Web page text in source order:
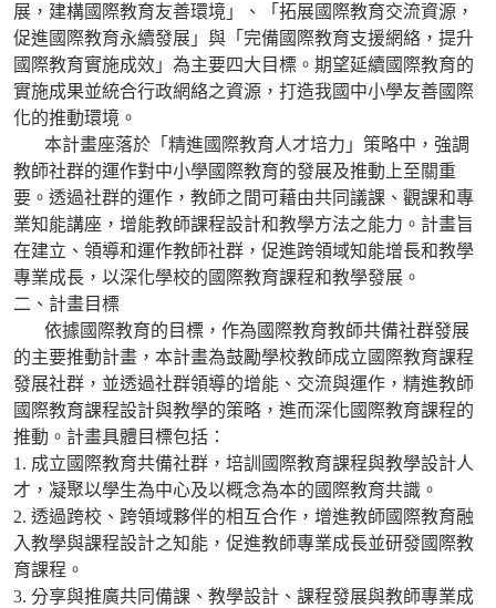
展，建構國際教育友善環境」、「拓展國際教育交流資源，
促進國際教育永續發展」與「完備國際教育支援網絡，提升
國際教育實施成效」為主要四大目標。期望延續國際教育的
實施成果並統合行政網絡之資源，打造我國中小學友善國際
化的推動環境。
本計畫座落於「精進國際教育人才培力」策略中，強調
教師社群的運作對中小學國際教育的發展及推動上至關重
要。透過社群的運作，教師之間可藉由共同議課、觀課和專
業知能講座，增能教師課程設計和教學方法之能力。計畫旨
在建立、領導和運作教師社群，促進跨領域知能增長和教學
專業成長，以深化學校的國際教育課程和教學發展。
二、計畫目標
依據國際教育的目標，作為國際教育教師共備社群發展
的主要推動計畫，本計畫為鼓勵學校教師成立國際教育課程
發展社群，並透過社群領導的增能、交流與運作，精進教師
國際教育課程設計與教學的策略，進而深化國際教育課程的
推動。計畫具體目標包括：
1. 成立國際教育共備社群，培訓國際教育課程與教學設計人
才，凝聚以學生為中心及以概念為本的國際教育共識。
2. 透過跨校、跨領域夥伴的相互合作，增進教師國際教育融
入教學與課程設計之知能，促進教師專業成長並研發國際教
育課程。
3. 分享與推廣共同備課、教學設計、課程發展與教師專業成